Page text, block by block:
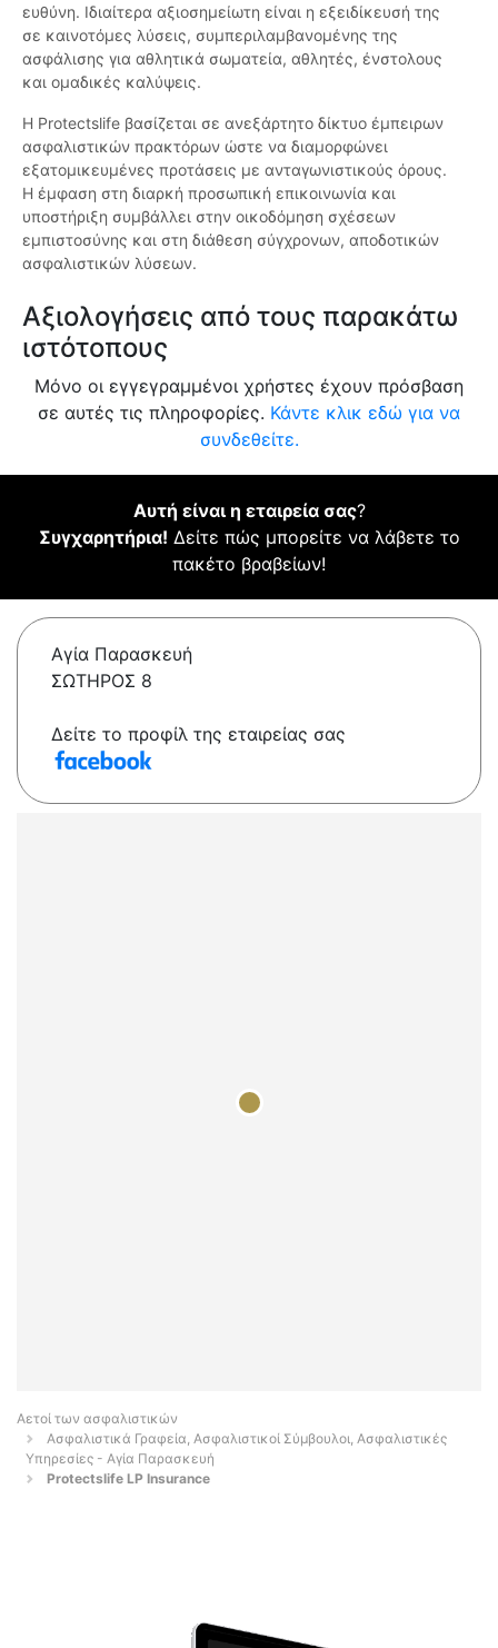
ευθύνη. Ιδιαίτερα αξιοσημείωτη είναι η εξειδίκευσή της
σε καινοτόμες λύσεις, συμπεριλαμβανομένης της
ασφάλισης για αθλητικά σωματεία, αθλητές, ένστολους
και ομαδικές καλύψεις.
Η Protectslife βασίζεται σε ανεξάρτητο δίκτυο έμπειρων
ασφαλιστικών πρακτόρων ώστε να διαμορφώνει
εξατομικευμένες προτάσεις με ανταγωνιστικούς όρους.
Η έμφαση στη διαρκή προσωπική επικοινωνία και
υποστήριξη συμβάλλει στην οικοδόμηση σχέσεων
εμπιστοσύνης και στη διάθεση σύγχρονων, αποδοτικών
ασφαλιστικών λύσεων.
Αξιολογήσεις από τους παρακάτω
ιστότοπους
Μόνο οι εγγεγραμμένοι χρήστες έχουν πρόσβαση
σε αυτές τις πληροφορίες. Κάντε κλικ εδώ για να
συνδεθείτε.
Αυτή είναι η εταιρεία σας?
Συγχαρητήρια! Δείτε πώς μπορείτε να λάβετε το
πακέτο βραβείων!
Αγία Παρασκευή
ΣΩΤΗΡΟΣ 8
Δείτε το προφίλ της εταιρείας σας
Αετοί των ασφαλιστικών
Ασφαλιστικά Γραφεία, Ασφαλιστικοί Σύμβουλοι, Ασφαλιστικές
Υπηρεσίες - Αγία Παρασκευή
Protectslife LP Insurance